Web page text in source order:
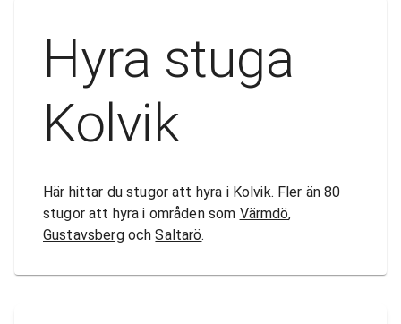
Hyra stuga
Kolvik
Här hittar du stugor att hyra i Kolvik. Fler än 80
stugor att hyra i områden som Värmdö,
GustavsbergochSaltarö.